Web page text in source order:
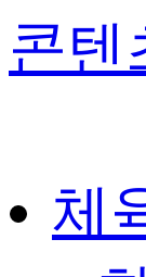
콘텐
체